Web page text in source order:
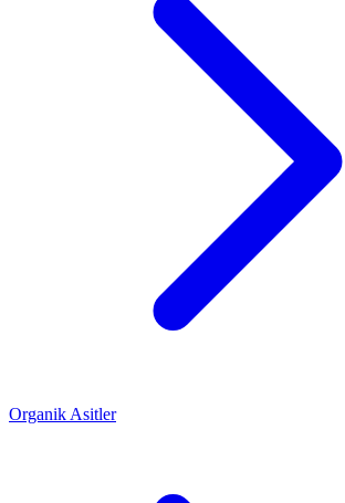
Organik Asitler